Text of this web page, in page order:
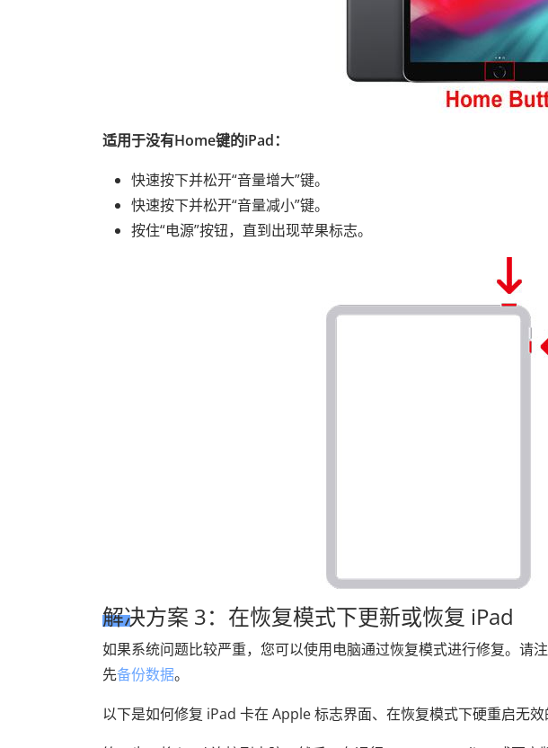
适用于没有Home键的iPad：
快速按下并松开“音量增大”键。
快速按下并松开“音量减小”键。
按住“电源”按钮，直到出现苹果标志。
解决方案 3：在恢复模式下更新或恢复 iPad
如果系统问题比较严重，您可以使用电脑通过恢复模式进行修复。请
先备份数据。
以下是如何修复 iPad 卡在 Apple 标志界面、在恢复模式下硬重启无效